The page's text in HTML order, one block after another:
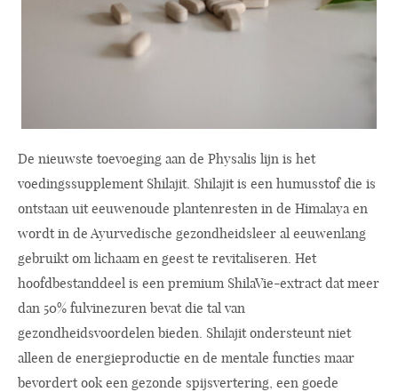
De nieuwste toevoeging aan de Physalis lijn is het
voedingssupplement Shilajit. Shilajit is een humusstof die is
ontstaan uit eeuwenoude plantenresten in de Himalaya en
wordt in de Ayurvedische gezondheidsleer al eeuwenlang
gebruikt om lichaam en geest te revitaliseren. Het
hoofdbestanddeel is een premium ShilaVie-extract dat meer
dan 50% fulvinezuren bevat die tal van
gezondheidsvoordelen bieden. Shilajit ondersteunt niet
alleen de energieproductie en de mentale functies maar
bevordert ook een gezonde spijsvertering, een goede